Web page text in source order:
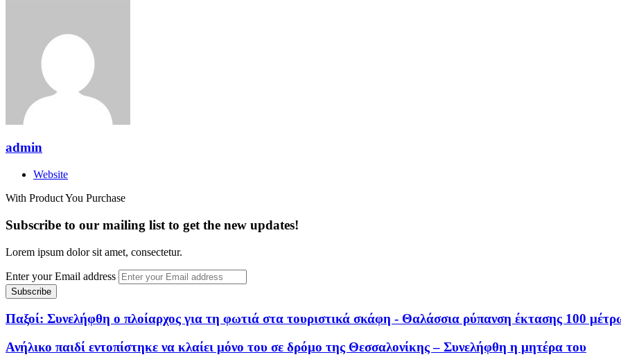
admin
Website
With Product You Purchase
Subscribe to our mailing list to get the new updates!
Lorem ipsum dolor sit amet, consectetur.
Enter your Email address
Παξοί: Συνελήφθη ο πλοίαρχος για τη φωτιά στα τουριστικά σκάφη - Θαλάσσια ρύπανση έκτασης 100
Ανήλικο παιδί εντοπίστηκε να κλαίει μόνο του σε δρόμο της Θεσσαλονίκης – Συνελήφθη η μητέρα του